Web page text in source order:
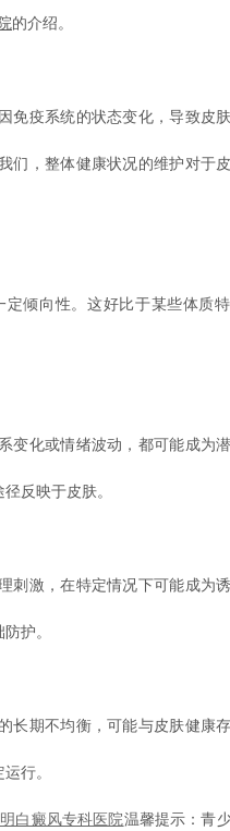
的介绍。
免疫系统的状态变化，导致皮
们，整体健康状况的维护对于
倾向性。这好比于某些体质
变化或情绪波动，都可能成为
反映于皮肤。
刺激，在特定情况下可能成为
护。
长期不均衡，可能与皮肤健康
行。
白癜风专科医院温馨提示：青